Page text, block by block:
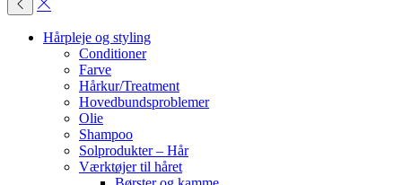
Hårpleje og styling
Conditioner
Farve
Hårkur/Treatment
Hovedbundsproblemer
Olie
Shampoo
Solprodukter – Hår
Værktøjer til håret